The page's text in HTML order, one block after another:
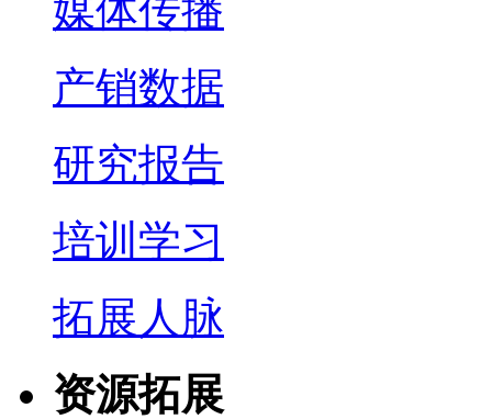
媒体传播
产销数据
研究报告
培训学习
拓展人脉
资源拓展